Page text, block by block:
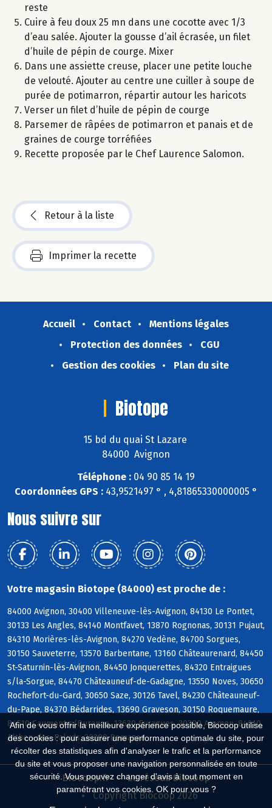
Afin de vous offrir la meilleure expérience possible, Biocoop utilise
des cookies : pour assurer une performance optimale du site, pour
récolter des statistiques afin d'analyser le trafic et la performance
du site et vous proposer une navigation personnalisée en toute
sécurité. Vous pouvez changer d'avis à tout moment en
paramétrant vos cookies. OK pour vous ?
reste
Cuire à feu doux 25 mn dans une cocotte avec 1/3
d’eau salée. Ajouter la gousse d’ail écrasée, un filet
d’huile de pépin de courge. Mixer
Dans une assiette creuse, placer une petite louche
de velouté. Ajouter au centre une cuiller à soupe de
purée de potimarron, répartir autour les haricots
Verser un filet d’huile de pépin de courge
Parsemer de râpées de potimarron et panais et de
graines de courge torréfiées
Recette proposée par le Chef Laurence Salomon.
Retour à la liste
Imprimer la recette
Accueil Contact
Mentions légales
Protection des données
CGU
Gestion des cookies
Plan du site
Biotope
15 bd du quai St Lazare
84000 Avignon
Téléphone : 04 90 85 14 19
Coordonnées GPS : 43,9521497 ° , 4,81865330000005 °
Nous suivre sur
Votre magasin Biotope (84000) est proche de :
84000 Avignon, 30400 Villeneuve-lès-Avignon, 84130 Le Pontet,
30133 Les Angles, 84140 Montfavet, 13870 Rognonas, 30131 Pujaut,
84310 Morières-lès-Avignon, 84270 Vedène, 84700 Sorgues,
30150 Sauveterre, 13570 Barbentane, 13160 Châteaurenard, 84450
St-Saturnin-lès-Avignon, 84450 Jonquerettes, 84320 Entraigues
s/la-Sorgue, 84470 Châteauneuf-de-Gadagne, 13550 Noves, 30650
Rochefort-du-Gard, 30650 Saze, 30126 Tavel, 84230 Châteauneuf-
du-Pape, 84370 Bédarrides, 13690 Graveson, 30150 Roquemaure,
84510 Caumont s/Durance, 13630 Eyragues, 30390 Aramon, 84210
Althen-des-Paluds, 30390 Domazan
Biocoop.fr
Le réseau Biocoop
Copyright Biocoop 2026